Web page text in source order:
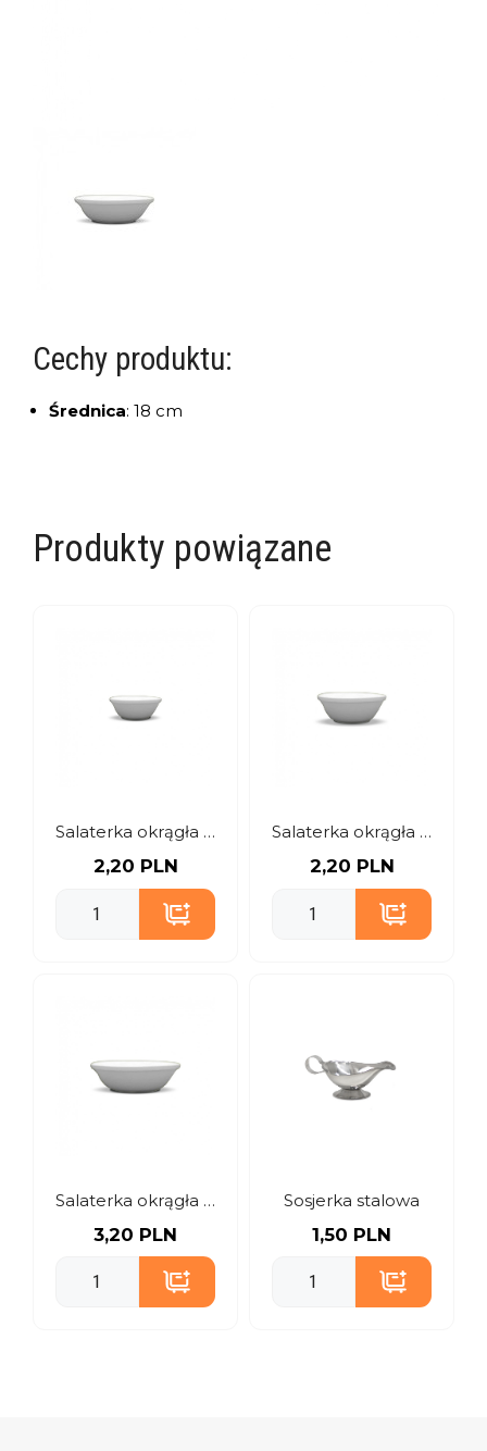
Cechy produktu:
Średnica: 18 cm
Produkty powiązane
Salaterka okrągła 12 cm
2,20 PLN
Salaterka okrągła 16 cm
2,20 PLN
Salaterka okrągła 21 cm
3,20 PLN
Sosjerka stalowa
1,50 PLN